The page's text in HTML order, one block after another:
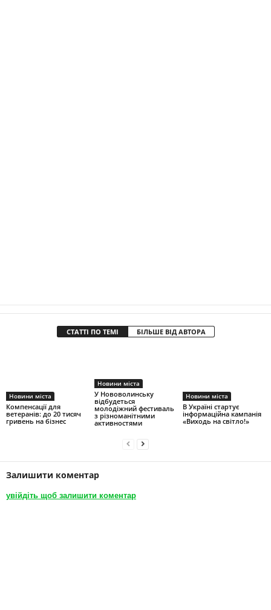
СТАТТІ ПО ТЕМІ БІЛЬШЕ ВІД АВТОРА
Новини міста
Компенсації для
ветеранів: до 20 тисяч
гривень на бізнес
Новини міста
У Нововолинську
відбудеться
молодіжний фестиваль
з різноманітними
активностями
Новини міста
В Україні стартує
інформаційна кампанія
«Виходь на світло!»
Залишити коментар
увійдіть щоб залишити коментар